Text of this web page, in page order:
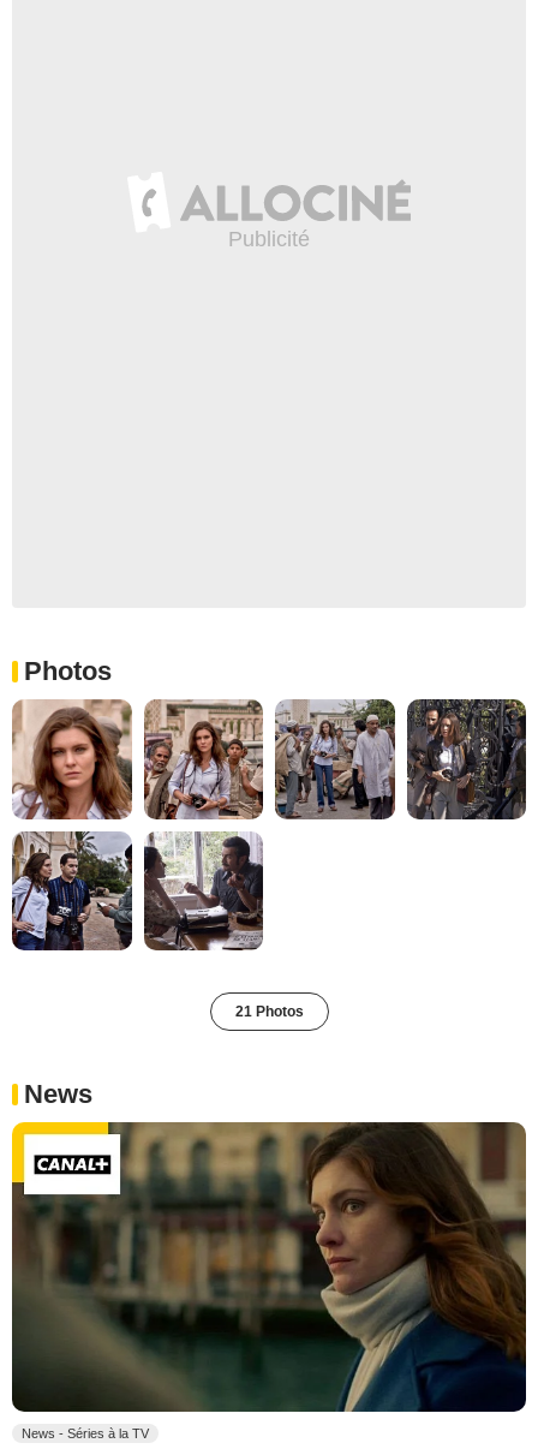
Photos
21 Photos
News
News - Séries à la TV